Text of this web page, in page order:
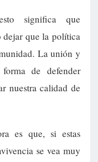
significa que
dejar que la política
La unión y
de defender
nuestra calidad de
es que, si estas
se vea muy